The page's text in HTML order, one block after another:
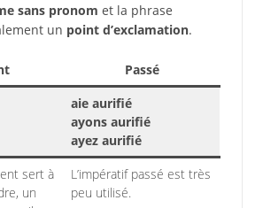
sans pronom et la phrase
un point d’exclamation.
Passé
aie aurifié
ayons aurifié
ayez aurifié
sert à
un
L’impératif passé est très
peu utilisé.